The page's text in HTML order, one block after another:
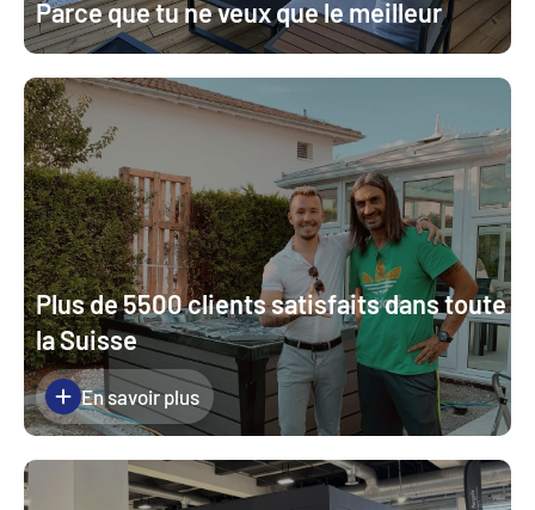
Parce que tu ne veux que le meilleur
Plus de 5500 clients satisfaits dans toute
la Suisse
En savoir plus